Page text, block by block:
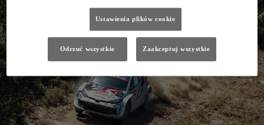
Ustawienia plików cookie
Odrzuć wszystkie Zaakceptuj wszystkie